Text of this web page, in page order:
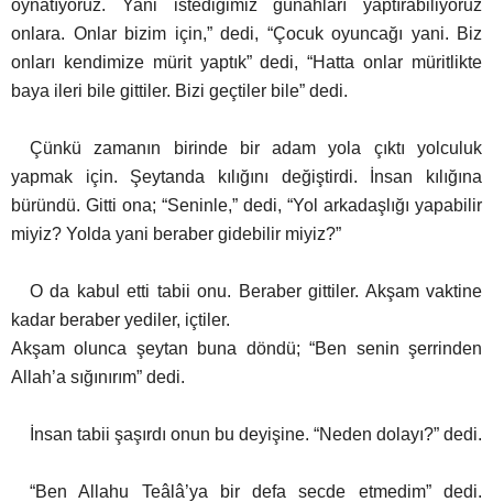
oynatıyoruz. Yani istediğimiz günahları yaptırabiliyoruz
onlara. Onlar bizim için,” dedi, “Çocuk oyuncağı yani. Biz
onları kendimize mürit yaptık” dedi, “Hatta onlar müritlikte
baya ileri bile gittiler. Bizi geçtiler bile” dedi.
Çünkü zamanın birinde bir adam yola çıktı yolculuk
yapmak için. Şeytanda kılığını değiştirdi. İnsan kılığına
büründü. Gitti ona; “Seninle,” dedi, “Yol arkadaşlığı yapabilir
miyiz? Yolda yani beraber gidebilir miyiz?”
O da kabul etti tabii onu. Beraber gittiler. Akşam vaktine
kadar beraber yediler, içtiler.
Akşam olunca şeytan buna döndü; “Ben senin şerrinden
Allah’a sığınırım” dedi.
İnsan tabii şaşırdı onun bu deyişine. “Neden dolayı?” dedi.
“Ben Allahu Teâlâ’ya bir defa secde etmedim” dedi.